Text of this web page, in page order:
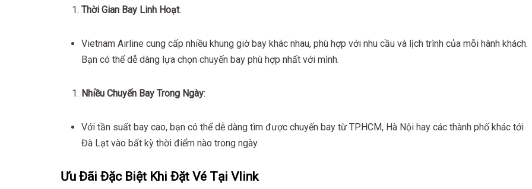
Thời Gian Bay Linh Hoạt:
Vietnam Airline cung cấp nhiều khung giờ bay khác nhau, phù hợp với nhu cầu và lịch trình của mỗi hành khách.
Bạn có thể dễ dàng lựa chọn chuyến bay phù hợp nhất với mình.
Nhiều Chuyến Bay Trong Ngày:
Với tần suất bay cao, bạn có thể dễ dàng tìm được chuyến bay từ TP.HCM, Hà Nội hay các thành phố khác tới
Đà Lạt vào bất kỳ thời điểm nào trong ngày.
Ưu Đãi Đặc Biệt Khi Đặt Vé Tại Vlink